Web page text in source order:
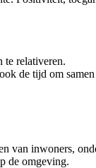
te relativeren.
de tijd om
van inwoners,
de omgeving.